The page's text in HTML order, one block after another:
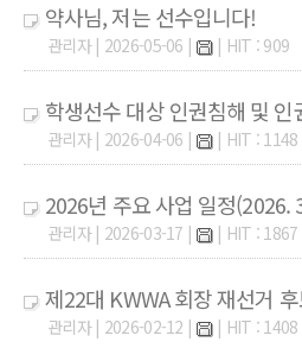
약사님, 저는 선수입니다!
관리자 | 2026-05-06 | | HIT : 909
학생선수 대상 인권침해 및 인
관리자 | 2026-04-06 | | HIT : 1148
2026년 주요 사업 일정(2026.
관리자 | 2026-03-17 | | HIT : 1867
제22대 KWWA 회장 재선거
관리자 | 2026-02-12 | | HIT : 1408